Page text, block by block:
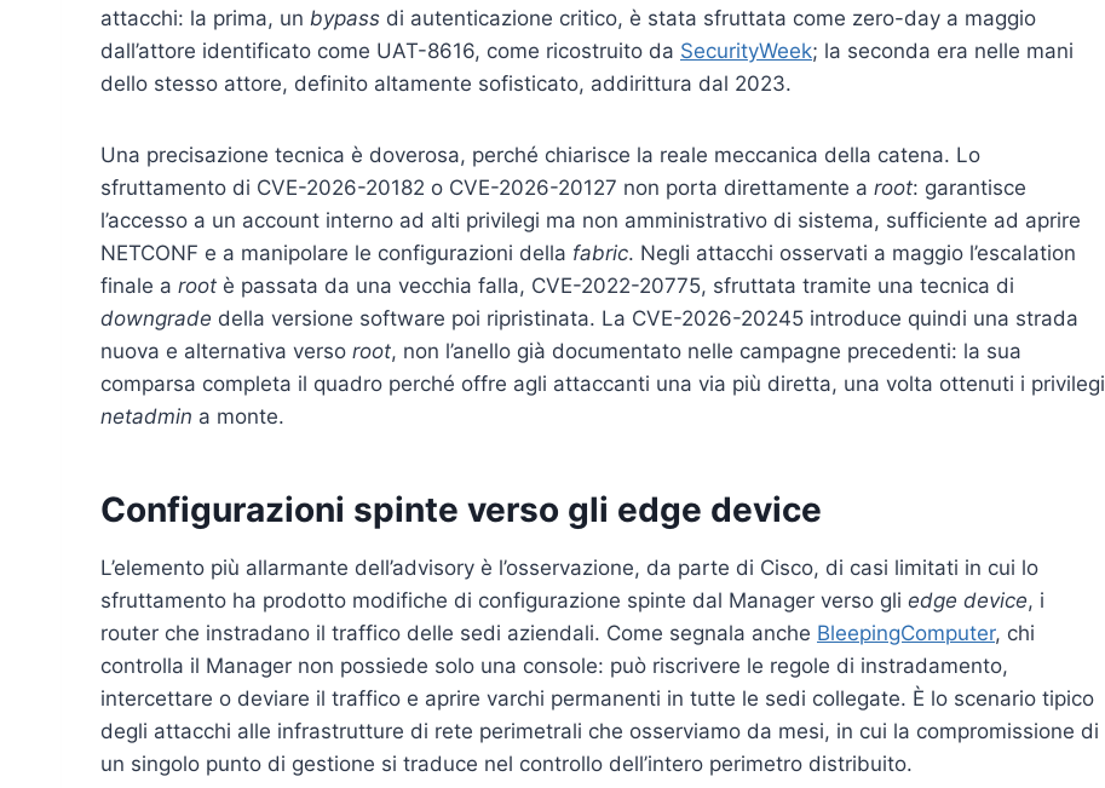
attacchi: la prima, un bypass di autenticazione critico, è stata sfruttata come zero-day a maggio
dall’attore identificato come UAT-8616, come ricostruito da SecurityWeek; la seconda era nelle mani
dello stesso attore, definito altamente sofisticato, addirittura dal 2023.
Una precisazione tecnica è doverosa, perché chiarisce la reale meccanica della catena. Lo
sfruttamento di CVE-2026-20182 o CVE-2026-20127 non porta direttamente a root: garantisce
l’accesso a un account interno ad alti privilegi ma non amministrativo di sistema, sufficiente ad aprire
NETCONF e a manipolare le configurazioni della fabric. Negli attacchi osservati a maggio l’escalation
finale a root è passata da una vecchia falla, CVE-2022-20775, sfruttata tramite una tecnica di
downgrade della versione software poi ripristinata. La CVE-2026-20245 introduce quindi una strada
nuova e alternativa verso root, non l’anello già documentato nelle campagne precedenti: la sua
comparsa completa il quadro perché offre agli attaccanti una via più diretta, una volta ottenuti i privilegi
netadmin a monte.
Configurazioni spinte verso gli edge device
L’elemento più allarmante dell’advisory è l’osservazione, da parte di Cisco, di casi limitati in cui lo
sfruttamento ha prodotto modifiche di configurazione spinte dal Manager verso gli edge device, i
router che instradano il traffico delle sedi aziendali. Come segnala anche BleepingComputer, chi
controlla il Manager non possiede solo una console: può riscrivere le regole di instradamento,
intercettare o deviare il traffico e aprire varchi permanenti in tutte le sedi collegate. È lo scenario tipico
degli attacchi alle infrastrutture di rete perimetrali che osserviamo da mesi, in cui la compromissione di
un singolo punto di gestione si traduce nel controllo dell’intero perimetro distribuito.